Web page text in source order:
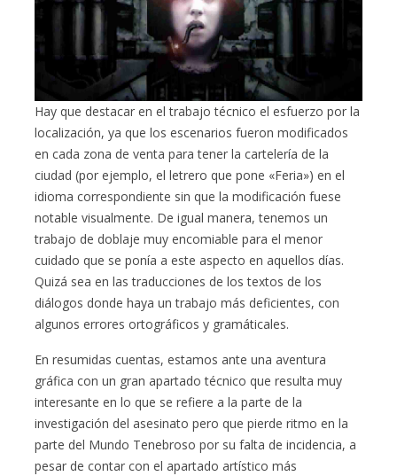
Hay que destacar en el trabajo técnico el esfuerzo por la
localización, ya que los escenarios fueron modificados
en cada zona de venta para tener la cartelería de la
ciudad (por ejemplo, el letrero que pone «Feria») en el
idioma correspondiente sin que la modificación fuese
notable visualmente. De igual manera, tenemos un
trabajo de doblaje muy encomiable para el menor
cuidado que se ponía a este aspecto en aquellos días.
Quizá sea en las traducciones de los textos de los
diálogos donde haya un trabajo más deficientes, con
algunos errores ortográficos y gramáticales.
En resumidas cuentas, estamos ante una aventura
gráfica con un gran apartado técnico que resulta muy
interesante en lo que se refiere a la parte de la
investigación del asesinato pero que pierde ritmo en la
parte del Mundo Tenebroso por su falta de incidencia, a
pesar de contar con el apartado artístico más